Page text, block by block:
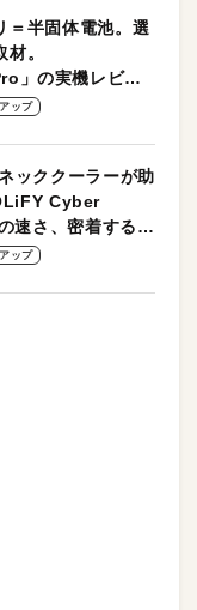
＝半固体電池。選
。
」の実機レビュ
ップ
ッククーラーが助
Cyber
速さ、密着する冷
作性がグッド！
ップ